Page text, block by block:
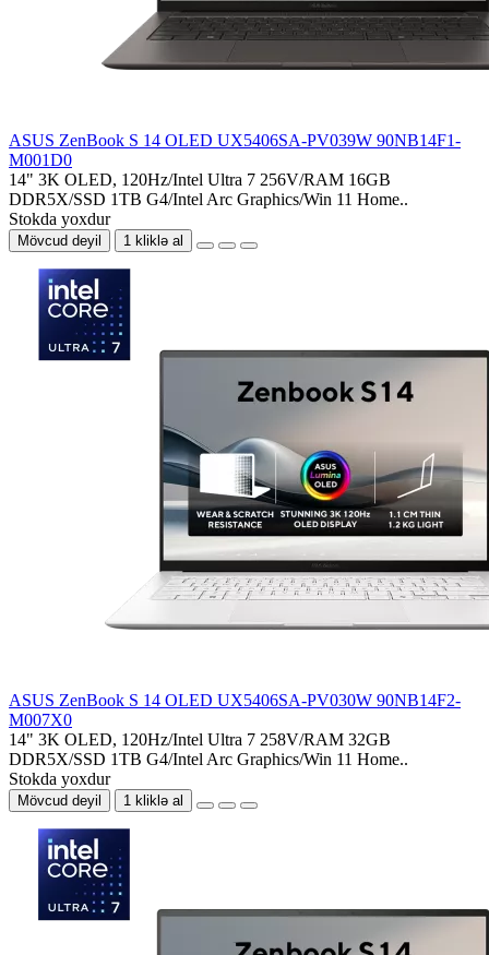
ASUS ZenBook S 14 OLED UX5406SA-PV039W 90NB14F1-
M001D0
14" 3K OLED, 120Hz/Intel Ultra 7 256V/RAM 16GB
DDR5X/SSD 1TB G4/Intel Arc Graphics/Win 11 Home..
Stokda yoxdur
Mövcud deyil 1 kliklə al
ASUS ZenBook S 14 OLED UX5406SA-PV030W 90NB14F2-
M007X0
14" 3K OLED, 120Hz/Intel Ultra 7 258V/RAM 32GB
DDR5X/SSD 1TB G4/Intel Arc Graphics/Win 11 Home..
Stokda yoxdur
Mövcud deyil 1 kliklə al